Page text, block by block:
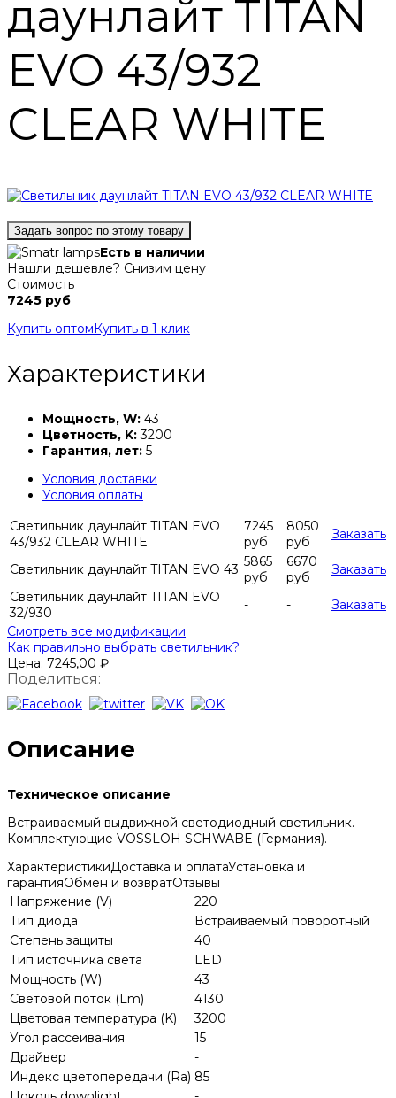
даунлайт TITAN
EVO 43/932
CLEAR WHITE
Задать вопрос по этому товару
Есть в наличии
Нашли дешевле? Снизим цену
Стоимость
7245 руб
Купить оптом Купить в 1 клик
Характеристики
Мощность, W: 43
Цветность, K:3200
Гарантия, лет: 5
Условия доставки
Условия оплаты
Светильник даунлайт TITAN EVO
43/932 CLEAR WHITE
7245
руб
8050
руб
Заказать
Светильник даунлайт TITAN EVO 43 5865
руб
6670
руб
Заказать
Светильник даунлайт TITAN EVO
32/930
- -
Заказать
Смотреть все модификации
Как правильно выбрать светильник?
Цена: 7245,00 ₽
Поделиться:
Описание
Техническое описание
Встраиваемый выдвижной светодиодный светильник.
Комплектующие VOSSLOH SCHWABE (Германия).
ХарактеристикиДоставка и оплатаУстановка и
гарантияОбмен и возвратОтзывы
Напряжение (V)
220
Тип диода
Встраиваемый поворотный
Степень защиты
40
Тип источника света
LED
Мощность (W)
43
Световой поток (Lm)
4130
Цветовая температура (K)
3200
Угол рассеивания
15
Драйвер
-
Индекс цветопередачи (Ra) 85